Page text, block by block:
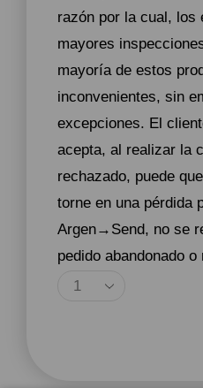
razón por la cual, los
mayores
mayoría de estos
inconvenientes, sin
excepciones. El
acepta, al realizar la
rechazado, puede
torne en una pérdida
Argen→Send, no se
pedido abandonado o